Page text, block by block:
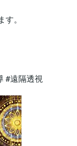
。
#遠隔透視